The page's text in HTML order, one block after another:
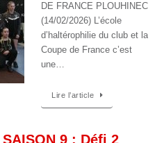
DE FRANCE PLOUHINEC
(14/02/2026) L’école
d’haltérophilie du club et la
Coupe de France c’est
une…
Lire l’article
9 : Défi 2